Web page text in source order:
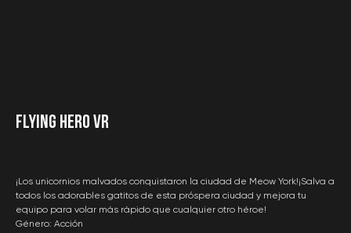
Flying Hero VR
¡Los unicornios malvados conquistaron la ciudad de Meow York!¡Salva a
todos los adorables gatitos de esta próspera ciudad y mejora tu
equipo para volar más rápido que cualquier otro héroe!
Género: Acción